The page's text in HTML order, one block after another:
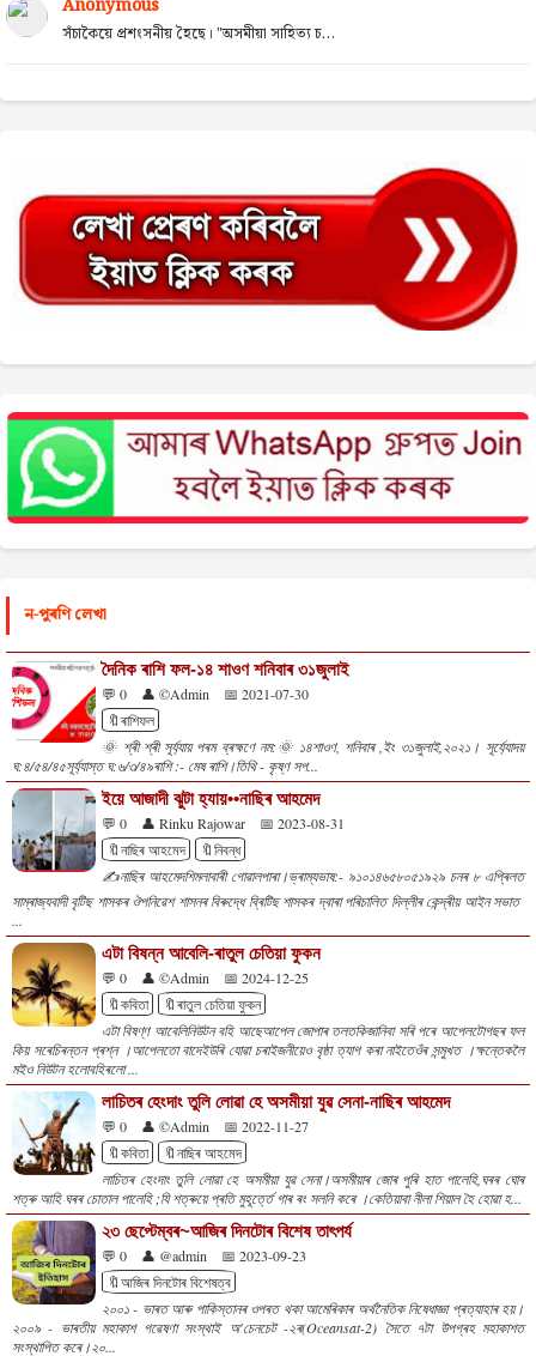
Anonymous
সঁচাকৈয়ে প্ৰশংসনীয় হৈছে। "অসমীয়া সাহিত্য চ...
ন-পুৰণি লেখা
দৈনিক ৰাশি ফল-১৪ শাওণ শনিবাৰ ৩১জুলাই
💬 0 👤 ©Admin
📅 2021-07-30
🔖ৰাশিফল
🌞 শ্ৰী শ্ৰী সূৰ্য্যায় পৰম ব্ৰহ্মণে নম:🌞 ১৪শাওণ, শনিবাৰ ,ইং ৩১জুলাই,২০২১। সূৰ্য্যোদয়
ঘ:৪/৫৪/৪৫সূৰ্য্যাস্ত ঘ:৬/৩/৪৯ৰাশি :- মেষ ৰাশি।তিথি - কৃষ্ণ সপ...
ইয়ে আজাদী ঝুটা হ্যায়••নাছিৰ আহমেদ
💬 0 👤 Rinku Rajowar
📅 2023-08-31
🔖নাছিৰ আহমেদ
🔖নিবন্ধ
✍️নাছিৰ আহমেদশিমলাবাৰী গোৱালপাৰা।ভ্ৰাম্যভাষ:- ৯১০১৪৬৫৮০৫১৯২৯ চনৰ ৮ এপ্ৰিলত
সাম্ৰাজ্যবাদী বৃটিছ শাসকৰ ঔপনিৱেশ শাসনৰ বিৰুদ্ধে ব্ৰিটিছ শাসকৰ দ্বাৰা পৰিচালিত দিল্লীৰ কেন্দ্ৰীয় আইন সভাত
...
এটা বিষন্ন আবেলি-ৰাতুল চেতিয়া ফুকন
💬 0 👤 ©Admin
📅 2024-12-25
🔖কবিতা
🔖ৰাতুল চেতিয়া ফুকন
এটা বিষণ্ণ আবেলিনিউটন বহি আছেআপেল জোপাৰ তলতকিজানিবা সৰি পৰে আপেলটোগছৰ ফল
কিয় সৰেচিৰন্তন প্ৰশ্ন ।আপেলতো বাদেইউৰি যোৱা চৰাইজনীয়েও বৃষ্ঠা ত্যাগ কৰা নাইতেওঁৰ সন্মুখত ।ক্ষন্তেকলৈ
মইও নিউটন হলোবহিৰলো ...
লাচিতৰ হেংদাং তুলি লোৱা হে অসমীয়া যুৱ‌ সেনা-নাছিৰ আহমেদ
💬 0 👤 ©Admin
📅 2022-11-27
🔖কবিতা
🔖নাছিৰ আহমেদ
লাচিতৰ হেংদাং তুলি লোৱা হে অসমীয়া যুৱ‌ সেনা।অসমীয়াৰ জোৰ পুৰি হাত পালেহি,ঘৰৰ ঘোৰ
শত্ৰু আহি ঘৰৰ চোতাল পালেহি ;যি শত্ৰুয়ে প্ৰতি মুহূৰ্ত্তে গাৰ ৰং সলনি কৰে ।কেতিয়াবা নীলা শিয়াল হৈ হোৱা হ...
২৩ ছেপ্টেম্বৰ~আজিৰ দিনটোৰ বিশেষ তাৎপৰ্য
💬 0 👤 @admin
📅 2023-09-23
🔖আজিৰ দিনটোৰ বিশেষত্ব
২০০১ - ভাৰত আৰু পাকিস্তানৰ ওপৰত থকা আমেৰিকাৰ অৰ্থনৈতিক নিষেধাজ্ঞা প্ৰত্যাহাৰ হয়।
২০০৯ - ভাৰতীয় মহাকাশ গৱেষণা সংস্থাই অ'চেনচেট -২ৰ(Oceansat-2) সৈতে ৭টা উপগ্ৰহ মহাকাশত
সংস্থাপিত কৰে।২০...